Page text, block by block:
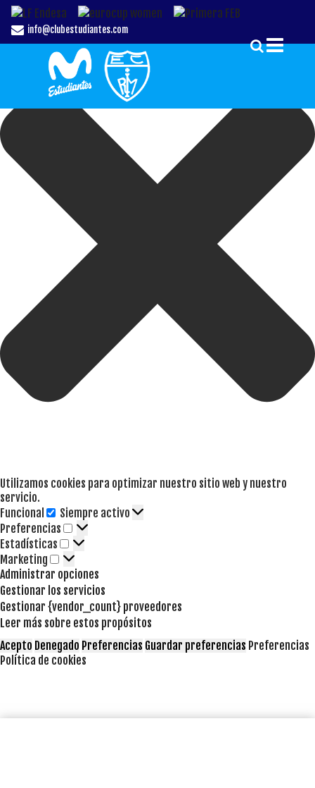
Gestionar el Consentimiento de las Cookies
Utilizamos cookies para optimizar nuestro sitio web y nuestro
servicio.
Funcional
Funcional
Siempre activo
Preferencias
Preferencias
Estadísticas Estadísticas
Marketing Marketing
Administrar opciones
Gestionar los servicios
Gestionar {vendor_count} proveedores
Leer más sobre estos propósitos
Acepto Denegado Preferencias Guardar preferencias Preferencias
Política de cookies
info@clubestudiantes.com